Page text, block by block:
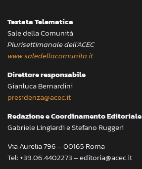
Testata Telematica
Sale della Comunità
Plurisettimanale dell’ACEC
www.saledellacomunita.it
Direttore responsabile
Gianluca Bernardini
presidenza@acec.it
Redazione e Coordinamento Editoriale
Gabriele Lingiardi e Stefano Ruggeri
Via Aurelia 796 – 00165 Roma
Tel: +39.06.4402273 – editoria@acec.it